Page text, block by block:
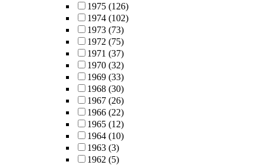
1975 (126)
1974 (102)
1973 (73)
1972 (75)
1971 (37)
1970 (32)
1969 (33)
1968 (30)
1967 (26)
1966 (22)
1965 (12)
1964 (10)
1963 (3)
1962 (5)